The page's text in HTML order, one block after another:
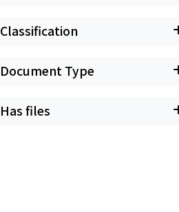
Classification
Document Type
Has files